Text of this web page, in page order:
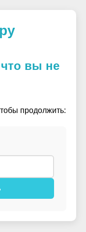
вы не
продолжить: